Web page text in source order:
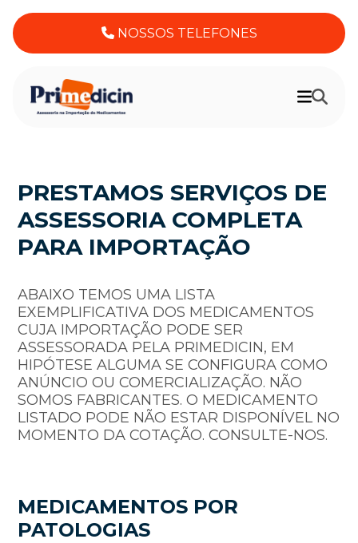
NOSSOS TELEFONES
PRESTAMOS SERVIÇOS DE
ASSESSORIA COMPLETA
PARA IMPORTAÇÃO
ABAIXO TEMOS UMA LISTA
EXEMPLIFICATIVA DOS MEDICAMENTOS
CUJA IMPORTAÇÃO PODE SER
ASSESSORADA PELA PRIMEDICIN, EM
HIPÓTESE ALGUMA SE CONFIGURA COMO
ANÚNCIO OU COMERCIALIZAÇÃO. NÃO
SOMOS FABRICANTES. O MEDICAMENTO
LISTADO PODE NÃO ESTAR DISPONÍVEL NO
MOMENTO DA COTAÇÃO. CONSULTE-NOS.
MEDICAMENTOS POR
PATOLOGIAS